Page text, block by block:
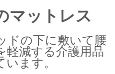
マットレス
ドの下に敷いて腰
軽減する介護用品
ます。